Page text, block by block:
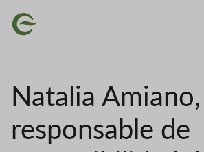
Image
Natalia Amiano,
responsable de